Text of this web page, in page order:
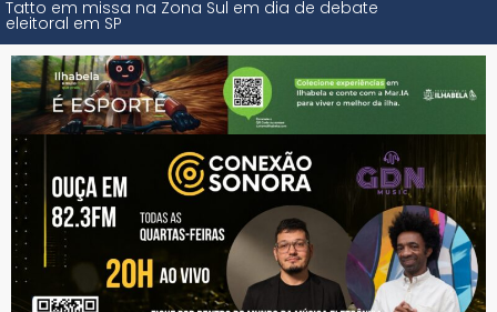
Tatto em missa na Zona Sul em dia de debate
eleitoral em SP